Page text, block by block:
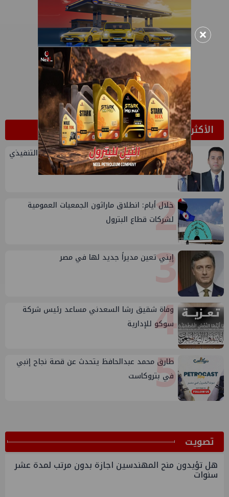
الأكثر قراءة
1
تعيين أحمد شتا ووليد أنور نائبين للرئيس التنفيذي
للهيئة
2
خلال أيام: انطلاق ماراثون الجمعيات العمومية
لشركات قطاع البترول
3
إيني تعين مديراً جديد لها في مصر
4
وفاة شقيق رشا السعدني مساعد رئيس شركة
سوكو للإدارية
5
طارق محمد عبدالحافظ يتحدث عن قصة نجاح إنبي
في بتروكاست
ﺗﺼﻮﻳﺖ
هل تؤيدون منح المهندسين اجازة بدون مرتب لمدة عشر
سنوات
×